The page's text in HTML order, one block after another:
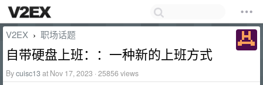
V2EX › 职场话题
自带硬盘上班：：一种新的上班方式
Bycuisc13at Nov 17, 2023 · 25856 views